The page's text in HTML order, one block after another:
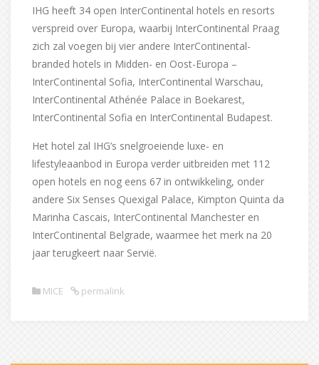
IHG heeft 34 open InterContinental hotels en resorts
verspreid over Europa, waarbij InterContinental Praag
zich zal voegen bij vier andere InterContinental-
branded hotels in Midden- en Oost-Europa –
InterContinental Sofia, InterContinental Warschau,
InterContinental Athénée Palace in Boekarest,
InterContinental Sofia en InterContinental Budapest.
Het hotel zal IHG’s snelgroeiende luxe- en
lifestyleaanbod in Europa verder uitbreiden met 112
open hotels en nog eens 67 in ontwikkeling, onder
andere Six Senses Quexigal Palace, Kimpton Quinta da
Marinha Cascais, InterContinental Manchester en
InterContinental Belgrade, waarmee het merk na 20
jaar terugkeert naar Servië.
MICE permalink